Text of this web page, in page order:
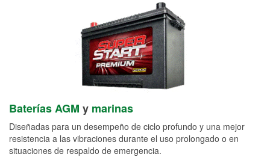
Baterías AGM y marinas
Diseñadas para un desempeño de ciclo profundo y una mejor
resistencia a las vibraciones durante el uso prolongado o en
situaciones de respaldo de emergencia.